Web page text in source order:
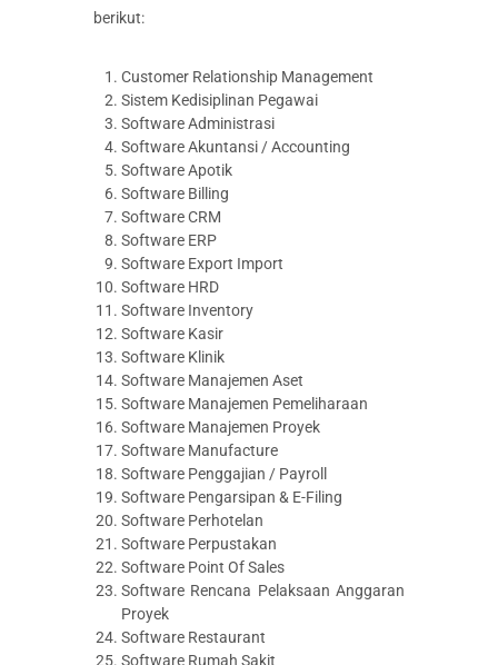
berikut:
Customer Relationship Management
Sistem Kedisiplinan Pegawai
Software Administrasi
Software Akuntansi / Accounting
Software Apotik
Software Billing
Software CRM
Software ERP
Software Export Import
Software HRD
Software Inventory
Software Kasir
Software Klinik
Software Manajemen Aset
Software Manajemen Pemeliharaan
Software Manajemen Proyek
Software Manufacture
Software Penggajian / Payroll
Software Pengarsipan & E-Filing
Software Perhotelan
Software Perpustakan
Software Point Of Sales
Software Rencana Pelaksaan Anggaran
Proyek
Software Restaurant
Software Rumah Sakit